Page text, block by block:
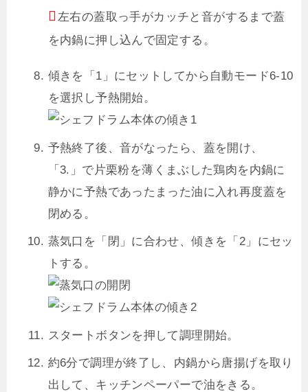
左右の蓋取っ手がカッチと音がするまで蓋
を内鍋に押し込んで固定する。
傾きを「1」にセットしてから自動モード6-10
を選択し予熱開始。
予熱終了後、音がなったら、蓋を開け、
「3.」で片栗粉を薄くまぶした鶏肉を内鍋に
静かに予熱であったまった油に入れ再度蓋を
閉める。
蒸気口を「閉」に合わせ、傾きを「2」にセッ
トする。
スタートボタンを押して調理開始。
約6分で調理が終了し、内鍋から唐揚げを取り
出して、キッチンペーパーで油をきる。